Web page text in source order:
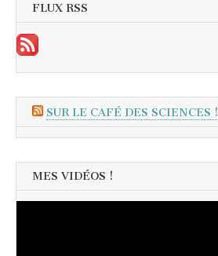
FLUX RSS
SUR LE CAFÉ DES SCIENCES !
MES VIDÉOS !